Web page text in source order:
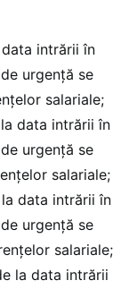
intrării în
urgență se
salariale;
data intrării în
urgență se
salariale;
data intrării în
urgență se
salariale;
la data intrării